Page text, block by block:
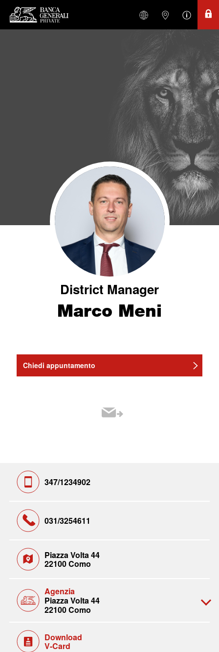
District Manager
Marco Meni
Chiedi appuntamento
347/1234902
031/3254611
Piazza Volta 44
22100 Como
Agenzia
Piazza Volta 44
22100 Como
Download
V-Card